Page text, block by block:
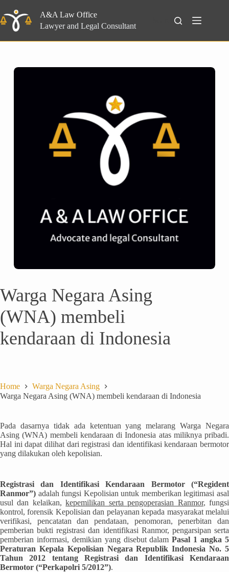
to
content
A&A Law Office
Lawyer and Legal Consultant
Search
Warga Negara Asing
(WNA) membeli
kendaraan di Indonesia
Home
Warga Negara Asing
Warga Negara Asing (WNA) membeli kendaraan di Indonesia
Pada dasarnya tidak ada ketentuan yang melarang Warga Negara
Asing (WNA) membeli kendaraan di Indonesia atas miliknya pribadi.
Hal ini dapat dilihat dari registrasi dan identifikasi kendaraan bermotor
yang dilakukan oleh kepolisian.
Registrasi dan Identifikasi Kendaraan Bermotor (“Regident
Ranmor”) adalah fungsi Kepolisian untuk memberikan legitimasi asal
usul dan kelaikan,kepemilikan serta pengoperasian Ranmor, fungsi
kontrol, forensik Kepolisian dan pelayanan kepada masyarakat melalui
verifikasi, pencatatan dan pendataan, penomoran, penerbitan dan
pemberian bukti registrasi dan identifikasi Ranmor, pengarsipan serta
pemberian informasi, demikian yang disebut dalamPasal 1 angka 5
Peraturan Kepala Kepolisian Negara Republik Indonesia No. 5
Tahun 2012 tentang Registrasi dan Identifikasi Kendaraan
Bermotor (“Perkapolri 5/2012”).